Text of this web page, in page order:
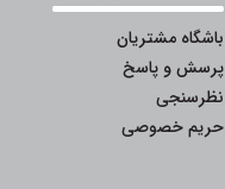
باشگاه مشتریان
پرسش و پاسخ
نظرسنجی
حریم خصوصی